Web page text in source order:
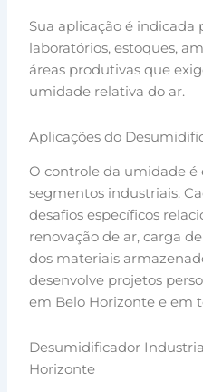
Sua aplicação é indicada
laboratórios, estoques,
áreas produtivas que
umidade relativa do ar.
Aplicações do
O controle da umidade é
segmentos industriais.
desafios específicos
renovação de ar, carga
dos materiais
desenvolve projetos
em Belo Horizonte e em
Desumidificador
Horizonte